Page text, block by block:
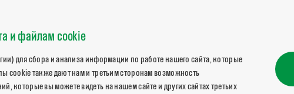
и файлам cookie
для сбора и анализа информации по работе нашего сайта, которые
cookie также дают нам и третьим сторонам возможность
которые вы можете видеть на нашем сайте и других сайтах третьих